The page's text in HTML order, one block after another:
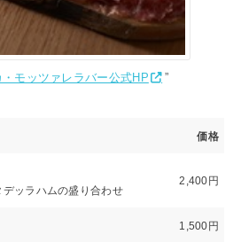
・モッツァレラバー公式HP ”
価格
ッラハムの盛り合わせ
2,400円
1,500円